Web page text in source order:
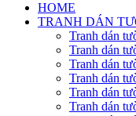
HOME
TRANH DÁN
Tranh dán
Tranh dán
Tranh dán
Tranh dán
Tranh dán
Tranh dán